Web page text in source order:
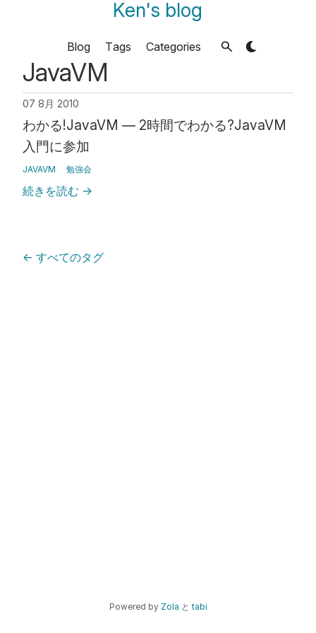
Ken's blog
Blog Tags Categories
JavaVM
07 8月 2010
わかる!JavaVM ― 2時間でわかる?JavaVM
入門に参加
JAVAVM 勉強会
続きを読む →
← すべてのタグ
Powered by Zola と tabi